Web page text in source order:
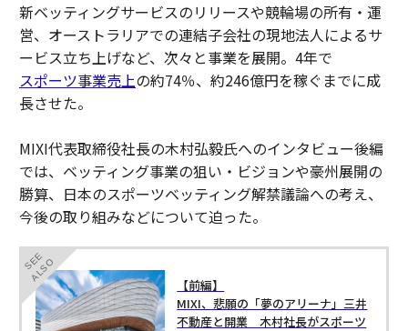
新ベッティングサービスのリリースや競輪場の所有・運
営、オーストラリアでの連結子会社の現地法人によるサ
ービス立ち上げなど、次々と事業を展開。4年で
スポーツ事業売上の約74％、約246億円を稼ぐまでに成
長させた。
MIXI代表取締役社⻑の木村弘毅氏へのインタビュー後編
では、ベッティング事業の狙い・ビジョンや豪州展開の
勝算、日本のスポーツベッティング解禁議論への考え、
今後の取り組みなどについて迫った。
SEE
ALSO
【前編】
MIXI、悲願の「夢のアリーナ」三井
不動産と開業 木村社長がスポーツ